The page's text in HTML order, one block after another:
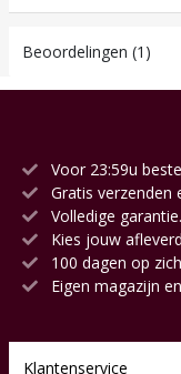
Beoordelingen (1)
Voor 23:59u
Gratis verzenden
Volledige garantie.
Kies jouw
100 dagen op
Eigen magazijn
Klantenservice